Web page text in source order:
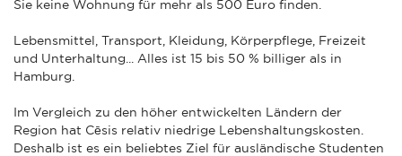
Sie keine Wohnung für mehr als 500 Euro finden.
Lebensmittel, Transport, Kleidung, Körperpflege, Freizeit
und Unterhaltung... Alles ist 15 bis 50 % billiger als in
Hamburg.
Im Vergleich zu den höher entwickelten Ländern der
Region hat Cēsis relativ niedrige Lebenshaltungskosten.
Deshalb ist es ein beliebtes Ziel für ausländische Studenten